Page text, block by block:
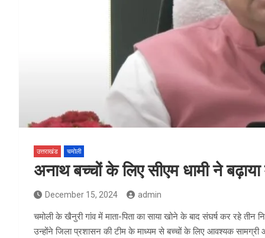
उत्तराखंड चमोली
अनाथ बच्चों के लिए सीएम धामी ने
December 15, 2024 admin
चमोली के खैनुरी गांव में माता-पिता का साया खोने के बाद संघर्ष कर रहे तीन
उन्होंने जिला प्रशासन की टीम के माध्यम से बच्चों के लिए आवश्यक सामग्री